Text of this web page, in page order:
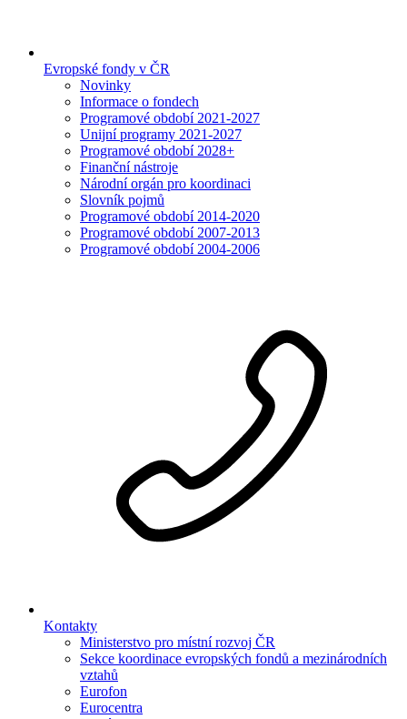
Evropské fondy v ČR
Novinky
Informace o fondech
Programové období 2021-2027
Unijní programy 2021-2027
Programové období 2028+
Finanční nástroje
Národní orgán pro koordinaci
Slovník pojmů
Programové období 2014-2020
Programové období 2007-2013
Programové období 2004-2006
Kontakty
Ministerstvo pro místní rozvoj ČR
Sekce koordinace evropských fondů a mezinárodních
vztahů
Eurofon
Eurocentra